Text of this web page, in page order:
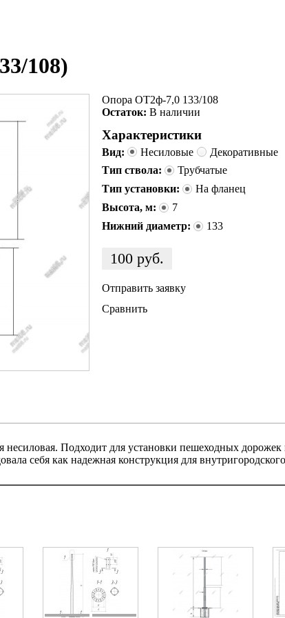
108)
Опора ОТ2ф-7,0 133/108
Остаток: В наличии
Характеристики
Вид: Несиловые
Декоративные
Тип ствола:
Трубчатые
Тип установки:
На фланец
Высота, м:
7
Нижний диаметр:
133
100 руб.
Отправить заявку
Сравнить
несиловая. Подходит для установки пешеходных
себя как надежная конструкция для